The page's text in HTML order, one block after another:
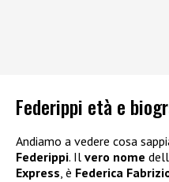
Federippi età e
Andiamo a vedere cosa
Federippi. Il vero nome
Express, è Federica